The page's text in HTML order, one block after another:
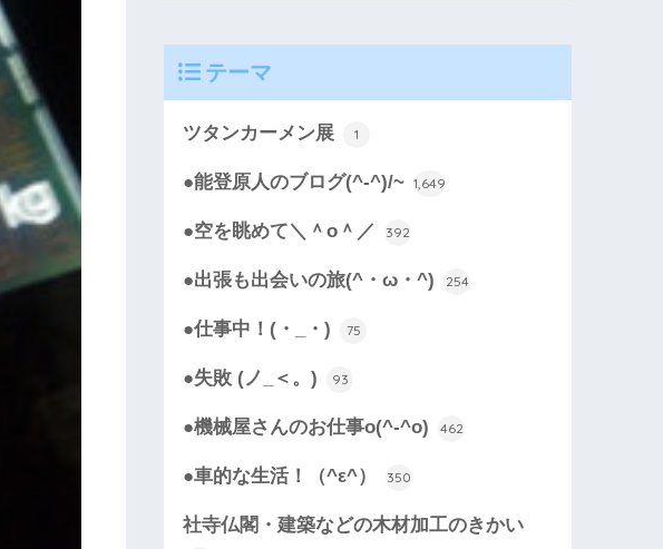
テーマ
ツタンカーメン展 1
●能登原人のブログ(^-^)/~ 1,649
●空を眺めて＼＾o＾／ 392
●出張も出会いの旅(^・ω・^) 254
●仕事中！(・_・) 75
●失敗 (ノ_＜。) 93
●機械屋さんのお仕事o(^-^o) 462
●車的な生活！（^ε^） 350
社寺仏閣・建築などの木材加工のきかい